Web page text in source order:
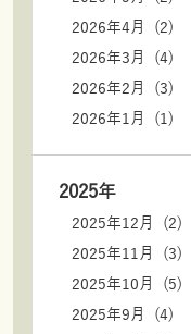
2026年4月 (2)
2026年3月 (4)
2026年2月 (3)
2026年1月 (1)
2025年
2025年12月 (2)
2025年11月 (3)
2025年10月 (5)
2025年9月 (4)